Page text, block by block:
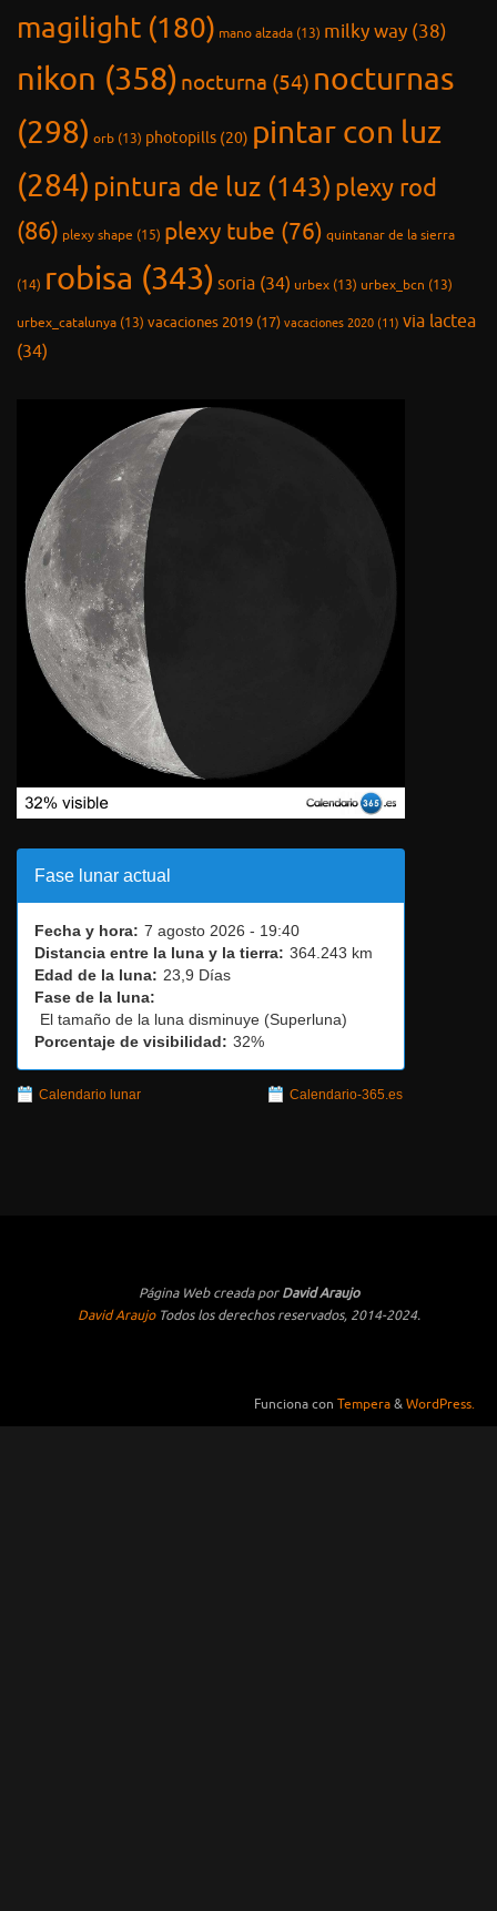
magilight (180) mano alzada (13) milky way (38)
nikon (358) nocturna (54) nocturnas
(298) orb (13) photopills (20) pintar con luz
(284) pintura de luz (143) plexy rod
(86) plexy shape (15) plexy tube (76) quintanar de la sierra
(14) robisa (343)soria (34) urbex (13) urbex_bcn (13)
urbex_catalunya (13) vacaciones 2019 (17) vacaciones 2020 (11) via lactea
(34)
Fase lunar actual
Fecha y hora: 7 agosto 2026 - 19:40
Distancia entre la luna y la tierra: 364.243 km
Edad de la luna: 23,9 Días
Fase de la luna:
El tamaño de la luna disminuye (Superluna)
Porcentaje de visibilidad: 32%
Calendario lunar Calendario-365.es
Página Web creada porDavid Araujo
David AraujoTodos los derechos reservados, 2014-2024.
Funciona con Tempera&WordPress.